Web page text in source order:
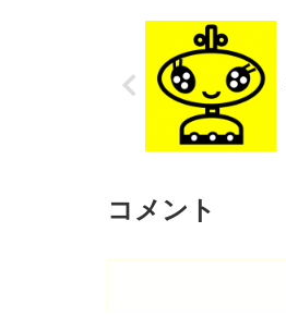
コメント